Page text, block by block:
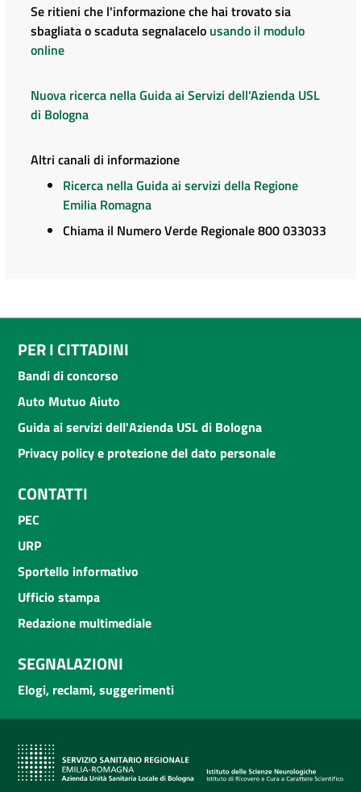
Se ritieni che l'informazione che hai trovato sia
sbagliata o scaduta segnalacelo usando il modulo
online
Nuova ricerca nella Guida ai Servizi dell'Azienda USL
di Bologna
Altri canali di informazione
Ricerca nella Guida ai servizi della Regione
Emilia Romagna
Chiama il Numero Verde Regionale 800 033033
PER I CITTADINI
Bandi di concorso
Auto Mutuo Aiuto
Guida ai servizi dell'Azienda USL di Bologna
Privacy policy e protezione del dato personale
CONTATTI
PEC
URP
Sportello informativo
Ufficio stampa
Redazione multimediale
SEGNALAZIONI
Elogi, reclami, suggerimenti